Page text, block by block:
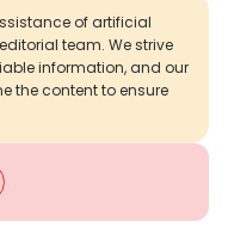
of artificial
team. We strive
information, and our
the content to ensure